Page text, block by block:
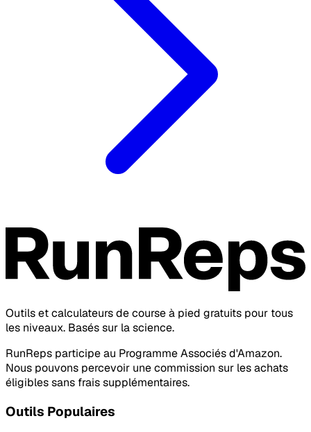
Outils et calculateurs de course à pied gratuits pour tous
les niveaux. Basés sur la science.
RunReps participe au Programme Associés d'Amazon.
Nous pouvons percevoir une commission sur les achats
éligibles sans frais supplémentaires.
Outils Populaires